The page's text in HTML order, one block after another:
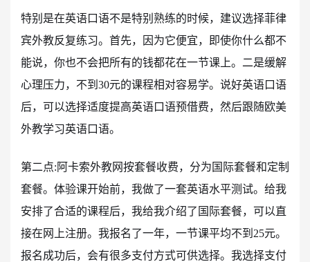
特别是在英语口语不是特别熟练的时候，建议选择菲律
宾外教反复练习。首先，因为它便宜，即使你什么都不
能说，你也不会把所有的钱都花在一节课上。二是缓解
心理压力，不到30元的课程相对容易学。说好英语口语
后，可以选择适度提高英语口语预借费，然后跟随欧美
外教学习英语口语。
第二点:阿卡索外教网按套餐收费，分为国际套餐和定制
套餐。体验课开始前，我做了一套英语水平测试。给我
安排了合适的课程后，我给我介绍了国际套餐，可以直
接在网上注册。我报名了一年，一节课平均不到25元。
报名成功后，会有很多支付方式可供选择。我选择支付